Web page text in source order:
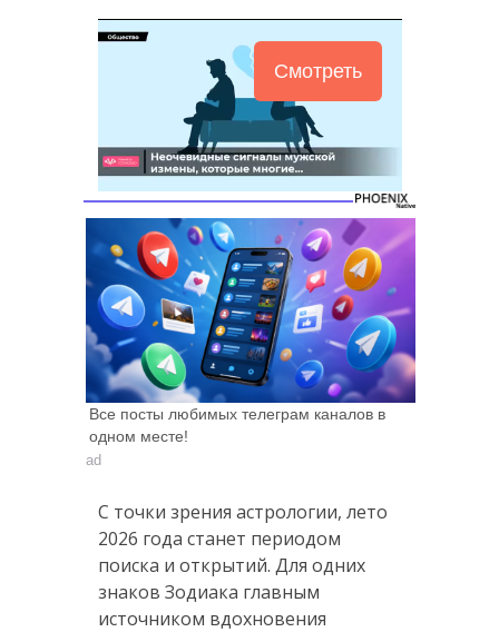
Смотреть
Все посты любимых телеграм каналов в
одном месте!
ad
С точки зрения астрологии, лето
2026 года станет периодом
поиска и открытий. Для одних
знаков Зодиака главным
источником вдохновения